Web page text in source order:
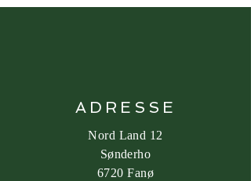
ADRESSE
Nord Land 12
Sønderho
6720 Fanø